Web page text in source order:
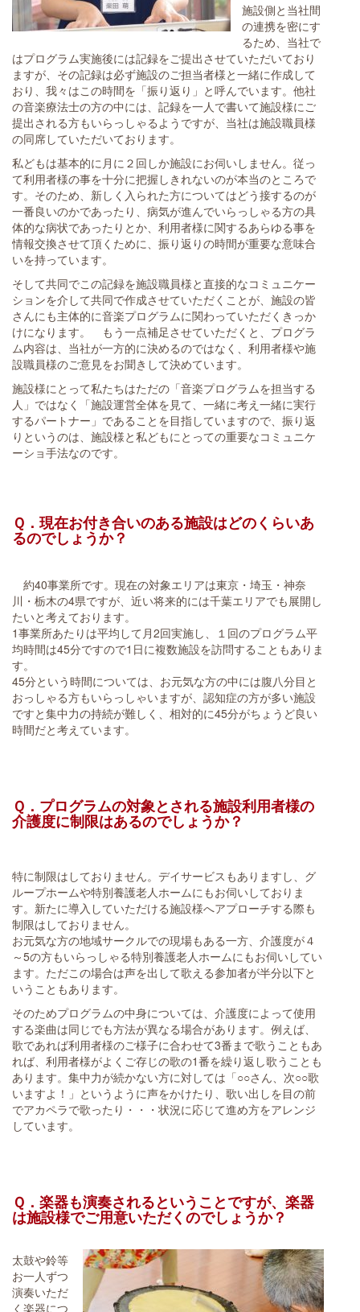
施設側と当社間
の連携を密にす
るため、当社で
はプログラム実施後には記録をご提出させていただいており
ますが、その記録は必ず施設のご担当者様と一緒に作成して
おり、我々はこの時間を「振り返り」と呼んでいます。他社
の音楽療法士の方の中には、記録を一人で書いて施設様にご
提出される方もいらっしゃるようですが、当社は施設職員様
の同席していただいております。
私どもは基本的に月に２回しか施設にお伺いしません。従っ
て利用者様の事を十分に把握しきれないのが本当のところで
す。そのため、新しく入られた方についてはどう接するのが
一番良いのかであったり、病気が進んでいらっしゃる方の具
体的な病状であったりとか、利用者様に関するあらゆる事を
情報交換させて頂くために、振り返りの時間が重要な意味合
いを持っています。
そして共同でこの記録を施設職員様と直接的なコミュニケー
ションを介して共同で作成させていただくことが、施設の皆
さんにも主体的に音楽プログラムに関わっていただくきっか
けになります。 もう一点補足させていただくと、プログラ
ム内容は、当社が一方的に決めるのではなく、利用者様や施
設職員様のご意見をお聞きして決めています。
施設様にとって私たちはただの「音楽プログラムを担当する
人」ではなく「施設運営全体を見て、一緒に考え一緒に実行
するパートナー」であることを目指していますので、振り返
りというのは、施設様と私どもにとっての重要なコミュニケ
ーショ手法なのです。
Ｑ．現在お付き合いのある施設はどのくらいあ
るのでしょうか？
約40事業所です。現在の対象エリアは東京・埼玉・神奈
川・栃木の4県ですが、近い将来的には千葉エリアでも展開し
たいと考えております。
1事業所あたりは平均して月2回実施し、１回のプログラム平
均時間は45分ですので1日に複数施設を訪問することもありま
す。
45分という時間については、お元気な方の中には腹八分目と
おっしゃる方もいらっしゃいますが、認知症の方が多い施設
ですと集中力の持続が難しく、相対的に45分がちょうど良い
時間だと考えています。
Ｑ．プログラムの対象とされる施設利用者様の
介護度に制限はあるのでしょうか？
特に制限はしておりません。デイサービスもありますし、グ
ループホームや特別養護老人ホームにもお伺いしておりま
す。新たに導入していただける施設様へアプローチする際も
制限はしておりません。
お元気な方の地域サークルでの現場もある一方、介護度が４
～5の方もいらっしゃる特別養護老人ホームにもお伺いしてい
ます。ただこの場合は声を出して歌える参加者が半分以下と
いうこともあります。
そのためプログラムの中身については、介護度によって使用
する楽曲は同じでも方法が異なる場合があります。例えば、
歌であれば利用者様のご様子に合わせて3番まで歌うこともあ
れば、利用者様がよくご存じの歌の1番を繰り返し歌うことも
あります。集中力が続かない方に対しては「○○さん、次○○歌
いますよ！」というように声をかけたり、歌い出しを目の前
でアカペラで歌ったり・・・状況に応じて進め方をアレンジ
しています。
Ｑ．楽器も演奏されるということですが、楽器
は施設様でご用意いただくのでしょうか？
太鼓や鈴等
お一人ずつ
演奏いただ
く楽器につ